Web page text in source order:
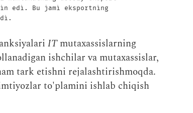
Bu jami eksportning
ITmutaxassislarning
ishchilar va mutaxassislar,
tark etishni rejalashtirishmoqda.
to'plamini ishlab chiqish